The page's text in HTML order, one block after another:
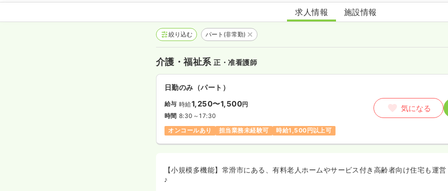
ひだまりの郷とこなめ南陵
求人情報 施設情報
絞り込む パート(非常勤)
介護・福祉系正・准看護師
日勤のみ（パート）
給与 時給1,250〜1,500円
時間 8:30～17:30
オンコールあり
担当業務未経験可 時給1,500円以上可
気になる
【小規模多機能】常滑市にある、有料老人ホームやサービス付き高齢者向け住宅も運
♪